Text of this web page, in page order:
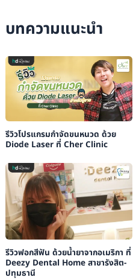
บทความแนะนำ
รีวิวโปรแกรมกำจัดขนหนวด ด้วย
Diode Laser ที่ Cher Clinic
รีวิวฟอกสีฟัน ด้วยน้ำยาจากอเมริกา ที่
Deezy Dental Home สาขารังสิต-
ปทุมธานี